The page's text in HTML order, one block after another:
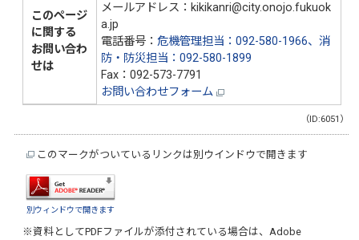
このページ
に関する
お問い合わ
せは
メールアドレス：kikikanri@city.onojo.fukuok
a.jp
電話番号： 危機管理担当：092-580-1966、消
防・防災担当：092-580-1899
Fax：092-573-7791
お問い合わせフォーム
（ID:6051）
このマークがついているリンクは別ウインドウで開きます
別ウィンドウで開きます
※資料としてPDFファイルが添付されている場合は、Adobe